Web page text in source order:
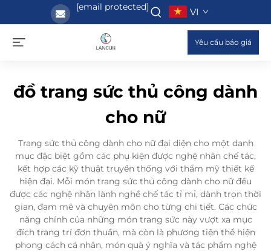
[email protected] VI
Yêu cầu báo giá
đồ trang sức thủ công dành
cho nữ
Trang sức thủ công dành cho nữ đại diện cho một danh
mục đặc biệt gồm các phụ kiện được nghệ nhân chế tác,
kết hợp các kỹ thuật truyền thống với thẩm mỹ thiết kế
hiện đại. Mỗi món trang sức thủ công dành cho nữ đều
được các nghệ nhân lành nghề chế tác tỉ mỉ, dành trọn thời
gian, đam mê và chuyên môn cho từng chi tiết. Các chức
năng chính của những món trang sức này vượt xa mục
đích trang trí đơn thuần, mà còn là phương tiện thể hiện
phong cách cá nhân, món quà ý nghĩa và tác phẩm nghệ